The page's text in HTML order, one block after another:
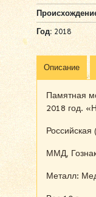
Год: 2018
Описание
Памятная
2018 год.
Российская
ММД,
Металл: